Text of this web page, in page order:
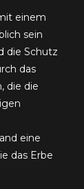
einem
sein
die Schutz
das
die die
eine
das Erbe